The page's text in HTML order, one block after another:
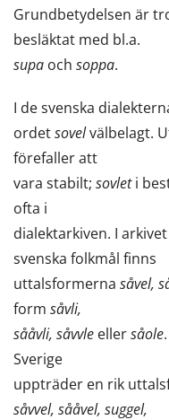
Grundbetydelsen är
besläktat med bl.a.
supa och soppa.
I de svenska
ordetsovelvälbelagt.
förefaller att
vara stabilt; sovleti
ofta i
dialektarkiven. I
svenska folkmål finns
uttalsformerna såvel,
form såvli,
sååvli, såvvle ellersåole
Sverige
uppträder en rik
såvvel, sååvel, suggel,